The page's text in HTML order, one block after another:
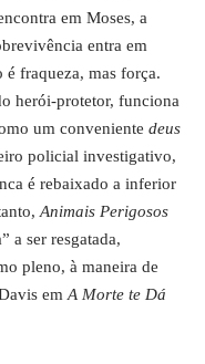
em Moses, a
entra em
fraqueza, mas força.
herói-protetor, funciona
um conveniente deus
policial investigativo,
é rebaixado a inferior
Animais Perigosos
a ser resgatada,
pleno, à maneira de
em A Morte te Dá